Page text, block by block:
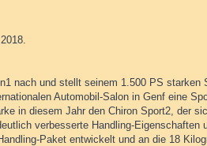
nach und stellt seinem 1.500 PS starken
Automobil-Salon in Genf eine
in diesem Jahr den Chiron Sport2, der
verbesserte Handling-
Paket entwickelt und an die 18